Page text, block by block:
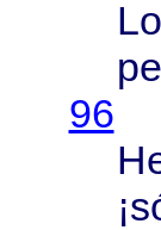
96
¡